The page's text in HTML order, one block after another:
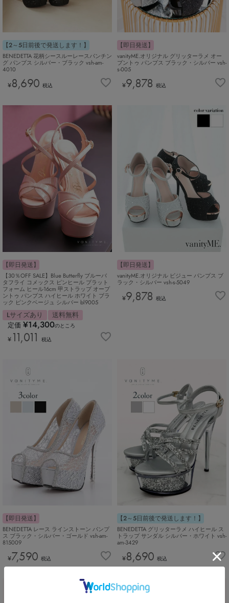
【2～5日前後で発送します！】
BENEDETTA 花柄シースルーレースパンチン
グ パンプス シルバー・ブラック vsh-am-
4010
¥8,690 税込
【即日発送】
vanityME.オリジナル グリッターラメ オー
プントゥ パンプス ブラック・シルバー vsh-
s-005
¥9,878 税込
【即日発送】
【30％OFF SALE】Blue Butterfly ブルーバ
タフライ コメックス ピンヒール プラット
フォーム ヒール16cm 甲ストラップ オープ
ントゥ パンプス ハイヒール ホワイト ブラ
ック ピンクベージュ シルバー bl9005
Lサイズあり
送料無料
定価 ¥14,300のところ
¥ 11,011 税込
【即日発送】
vanityME.オリジナル ビジュー パンプス ブ
ラック・シルバー vsh-s-5049
¥9,878 税込
【即日発送】
BENEDETTA レース ラインストーン パンプ
ス ブラック・シルバー・ゴールド vsh-am-
815009
¥7,590 税込
【2～5日前後で発送します！】
BENEDETTA グリッターラメ ハイヒール ス
トラップ サンダル シルバー・ホワイト vsh-
am-3429
¥8,690 税込